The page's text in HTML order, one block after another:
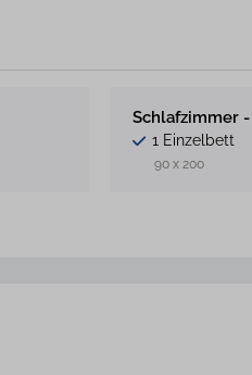
Schlafzimmer -
1 Einzelbett
90 x 200